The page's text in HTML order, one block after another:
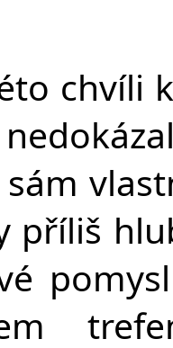
chvíli
sám
příliš